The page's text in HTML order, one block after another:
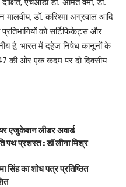
मालवीय, डॉ. करिश्मा अग्रवाल आदि
को सर्टिफिकेट्स और
है, भारत में दहेज निषेध कानूनों के
की ओर एक कदम पर दो दिवसीय
एजुकेशन लीडर अवार्ड
पथ प्रशस्त : डॉ लीना मिश्र
का शोध पत्र प्रतिष्ठित